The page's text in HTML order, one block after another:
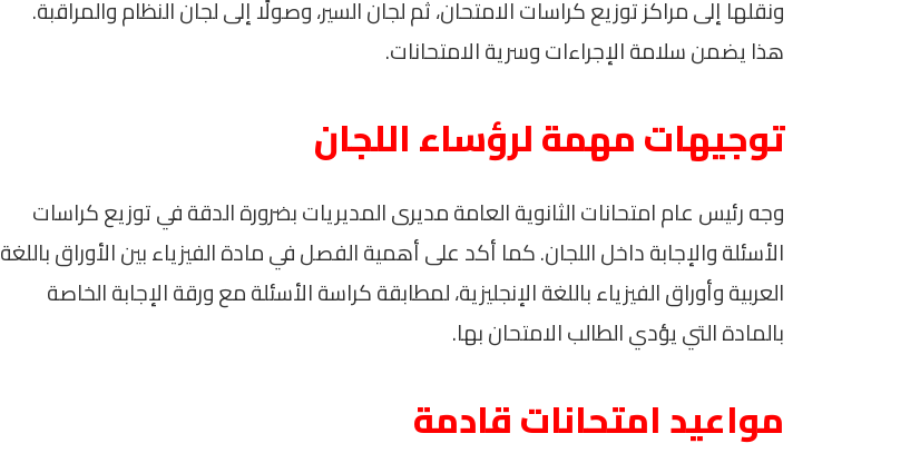
ونقلها إلى مراكز توزيع كراسات الامتحان، ثم لجان السير، وصولًا إلى لجان النظام والمراقبة.
هذا يضمن سلامة الإجراءات وسرية الامتحانات.
توجيهات مهمة لرؤساء اللجان
وجه رئيس عام امتحانات الثانوية العامة مديرى المديريات بضرورة الدقة في توزيع كراسات
الأسئلة والإجابة داخل اللجان. كما أكد على أهمية الفصل في مادة الفيزياء بين الأوراق باللغة
العربية وأوراق الفيزياء باللغة الإنجليزية، لمطابقة كراسة الأسئلة مع ورقة الإجابة الخاصة
بالمادة التي يؤدي الطالب الامتحان بها.
مواعيد امتحانات قادمة